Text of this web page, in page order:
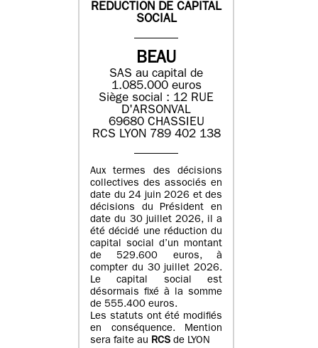
REDUCTION DE CAPITAL
SOCIAL
BEAU
SAS au capital de
1.085.000 euros
Siège social : 12 RUE
D'ARSONVAL
69680 CHASSIEU
RCS LYON 789 402 138
Aux termes des décisions
collectives des associés en
date du 24 juin 2026 et des
décisions du Président en
date du 30 juillet 2026, il a
été décidé une réduction du
capital social d’un montant
de 529.600 euros, à
compter du 30 juillet 2026.
Le capital social est
désormais fixé à la somme
de 555.400 euros.
Les statuts ont été modifiés
en conséquence. Mention
sera faite au RCS de LYON